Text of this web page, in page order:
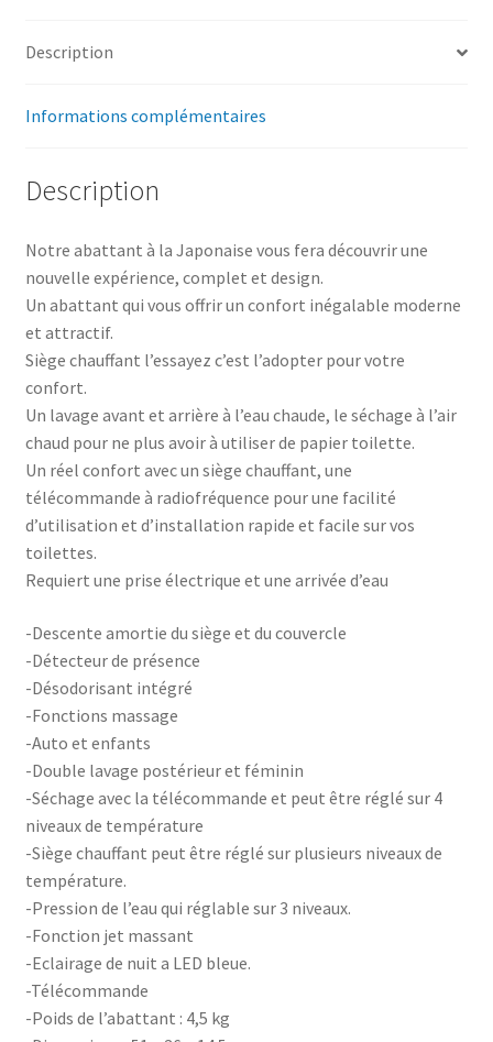
Description
Informations complémentaires
Description
Notre abattant à la Japonaise vous fera découvrir une
nouvelle expérience, complet et design.
Un abattant qui vous offrir un confort inégalable moderne
et attractif.
Siège chauffant l’essayez c’est l’adopter pour votre
confort.
Un lavage avant et arrière à l’eau chaude, le séchage à l’air
chaud pour ne plus avoir à utiliser de papier toilette.
Un réel confort avec un siège chauffant, une
télécommande à radiofréquence pour une facilité
d’utilisation et d’installation rapide et facile sur vos
toilettes.
Requiert une prise électrique et une arrivée d’eau
-Descente amortie du siège et du couvercle
-Détecteur de présence
-Désodorisant intégré
-Fonctions massage
-Auto et enfants
-Double lavage postérieur et féminin
-Séchage avec la télécommande et peut être réglé sur 4
niveaux de température
-Siège chauffant peut être réglé sur plusieurs niveaux de
température.
-Pression de l’eau qui réglable sur 3 niveaux.
-Fonction jet massant
-Eclairage de nuit a LED bleue.
-Télécommande
-Poids de l’abattant : 4,5 kg